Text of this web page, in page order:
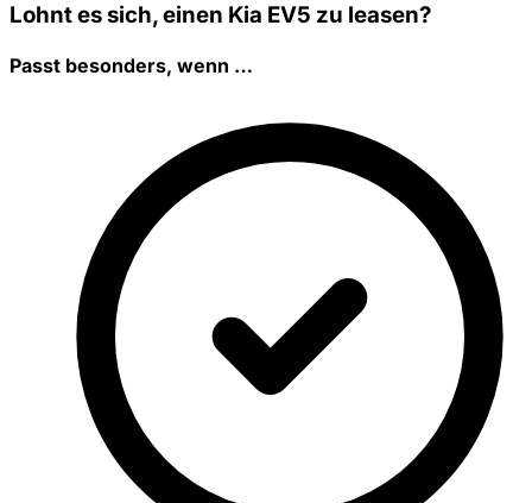
Lohnt es sich, einen Kia EV5 zu leasen?
Passt besonders, wenn …